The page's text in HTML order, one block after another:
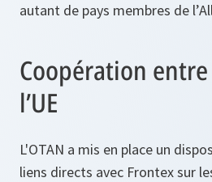
autant de pays membres de
Coopération entre
l’UE
L'OTAN a mis en place un
liens directs avec Frontex sur